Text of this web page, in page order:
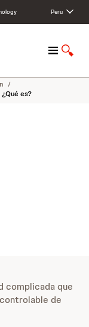
Peru
M
n
S
o
/
¿Qué es?
complicada que
de